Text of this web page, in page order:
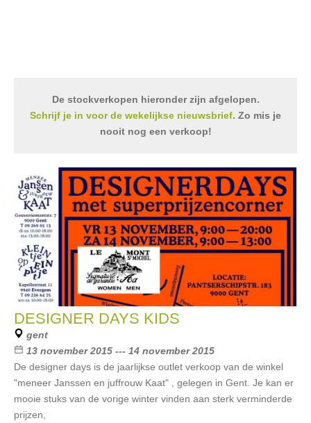
De stockverkopen hieronder zijn afgelopen.
Schrijf je in voor de wekelijkse nieuwsbrief. Zo mis je
nooit nog een verkoop!
DESIGNER DAYS KIDS
gent
13 november 2015 --- 14 november 2015
De designer days is de jaarlijkse outlet verkoop van de winkel
"meneer Janssen en juffrouw Kaat" , gelegen in Gent. Je kan er
mooie stuks van de vorige winter vinden aan sterk verminderde
prijzen,